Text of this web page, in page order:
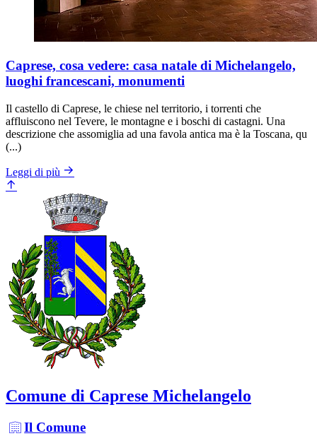
Caprese, cosa vedere: casa natale di Michelangelo,
luoghi francescani, monumenti
Il castello di Caprese, le chiese nel territorio, i torrenti che
affluiscono nel Tevere, le montagne e i boschi di castagni. Una
descrizione che assomiglia ad una favola antica ma è la Toscana, qu
(...)
Leggi di più
Comune di Caprese Michelangelo
Il Comune